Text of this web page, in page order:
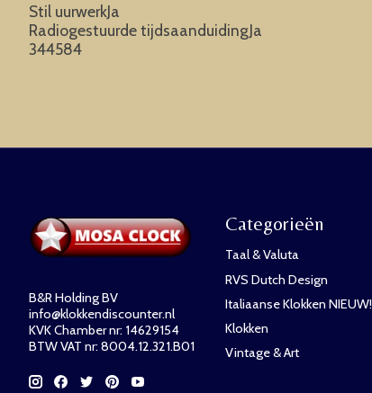
Stil uurwerkJa
Radiogestuurde tijdsaanduidingJa
344584
B&R Holding BV
info@klokkendiscounter.nl
KVK Chamber nr: 14629154
BTW VAT nr: 8004.12.321.B01
Categorieën
Taal & Valuta
RVS Dutch Design
Italiaanse Klokken NIEUW!
Klokken
Vintage & Art